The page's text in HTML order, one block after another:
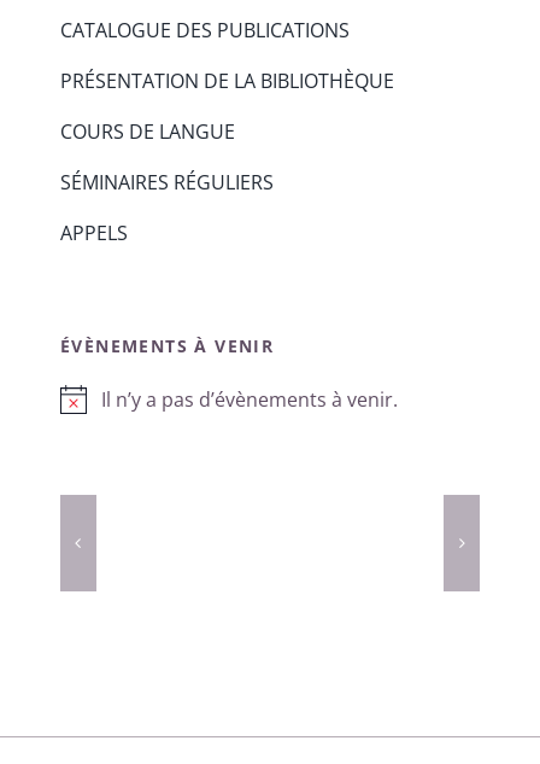
CATALOGUE DES PUBLICATIONS
PRÉSENTATION DE LA BIBLIOTHÈQUE
COURS DE LANGUE
SÉMINAIRES RÉGULIERS
APPELS
ÉVÈNEMENTS À VENIR
Notice
Il n’y a pas d’évènements à venir.